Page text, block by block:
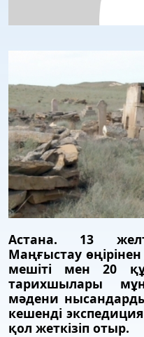
Астана. 13
Маңғыстау
мешіті мен 20
тарихшылары
мәдени
кешенді
қол жеткізіп отыр.